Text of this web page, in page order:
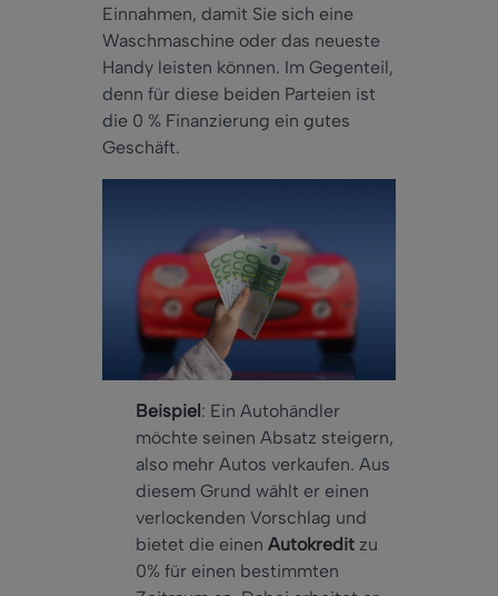
Einnahmen, damit Sie sich eine
Waschmaschine oder das neueste
Handy leisten können. Im Gegenteil,
denn für diese beiden Parteien ist
die 0 % Finanzierung ein gutes
Geschäft.
Beispiel : Ein Autohändler
möchte seinen Absatz steigern,
also mehr Autos verkaufen. Aus
diesem Grund wählt er einen
verlockenden Vorschlag und
bietet die einen Autokredit zu
0% für einen bestimmten